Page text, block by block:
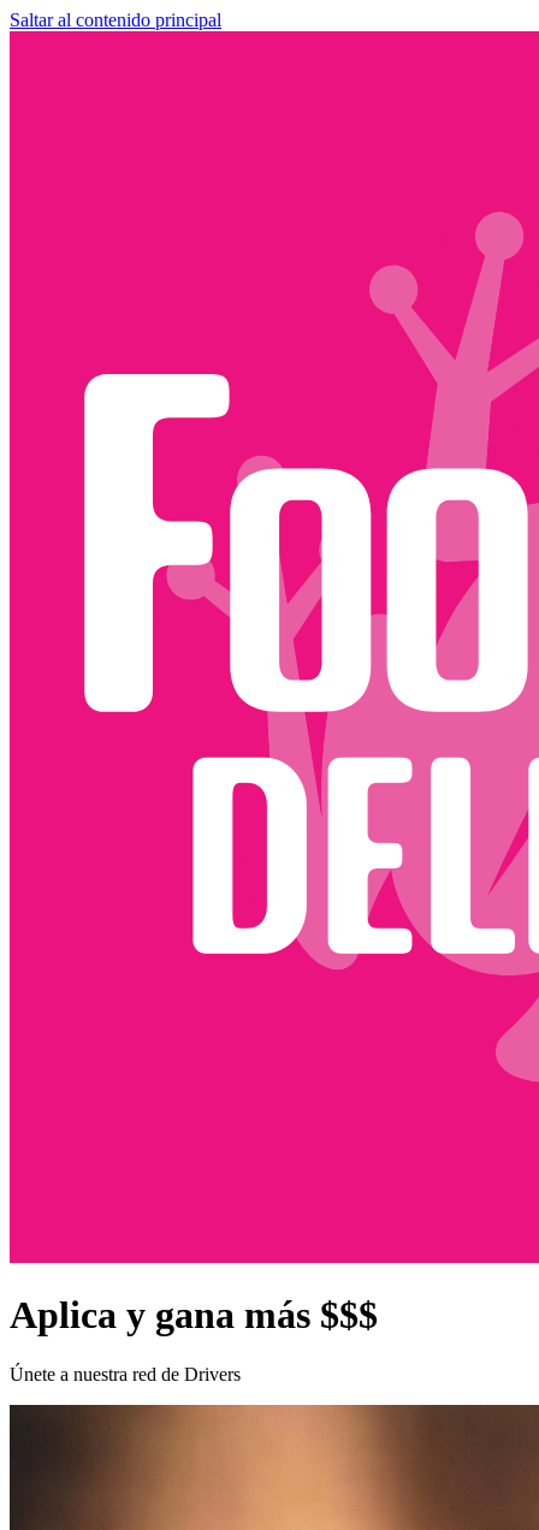
Saltar al contenido principal
Aplica y gana más $$$
Únete a nuestra red de Drivers